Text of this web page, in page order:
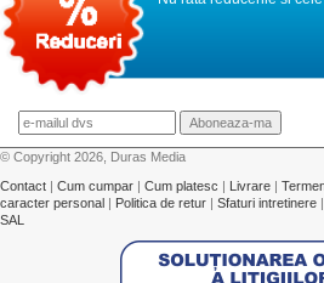
© Copyright 2026, Duras Media
Contact | Cum cumpar | Cum platesc | Livrare |
caracter personal | Politica de retur | Sfaturi intretinere |
SAL